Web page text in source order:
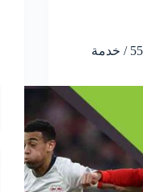
فني بي ان سبورت الصليبية / 55775282 / خدمة